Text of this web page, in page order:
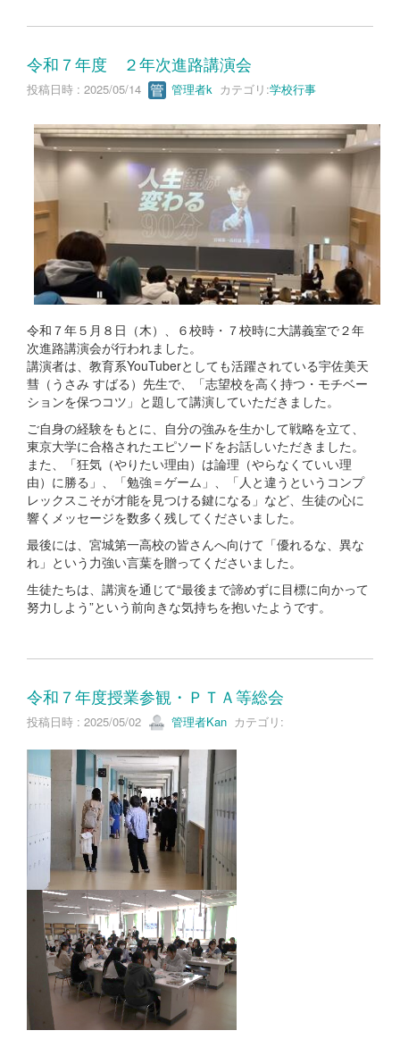
令和７年度 ２年次進路講演会
投稿日時 : 2025/05/14 管理者k カテゴリ:学校行事
令和７年５月８日（木）、６校時・７校時に大講義室で２年
次進路講演会が行われました。
講演者は、教育系YouTuberとしても活躍されている宇佐美天
彗（うさみ すばる）先生で、「志望校を高く持つ・モチベー
ションを保つコツ」と題して講演していただきました。
ご自身の経験をもとに、自分の強みを生かして戦略を立て、
東京大学に合格されたエピソードをお話しいただきました。
また、「狂気（やりたい理由）は論理（やらなくていい理
由）に勝る」、「勉強＝ゲーム」、「人と違うというコンプ
レックスこそが才能を見つける鍵になる」など、生徒の心に
響くメッセージを数多く残してくださいました。
最後には、宮城第一高校の皆さんへ向けて「優れるな、異な
れ」という力強い言葉を贈ってくださいました。
生徒たちは、講演を通じて“最後まで諦めずに目標に向かって
努力しよう”という前向きな気持ちを抱いたようです。
令和７年度授業参観・ＰＴＡ等総会
投稿日時 : 2025/05/02 管理者Kan カテゴリ: